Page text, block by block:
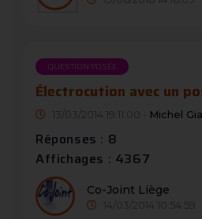
QUESTION POSÉE
Électrocution avec un
13/03/2014 19:11:00 - Michel
Réponses : 8
Affichages : 4367
Co-Joint Liège
14/03/2014 10:54:59